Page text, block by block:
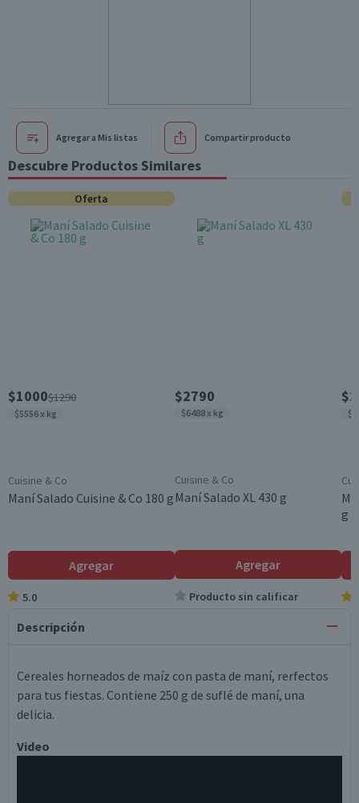
Agregar a Mis listas Compartir producto
Descubre Productos Similares
Oferta
$1000$1290
$5556 x kg
Cuisine & Co
Maní Salado Cuisine & Co 180 g
Agregar
5.0
$2790
$6488 x kg
Cuisine & Co
Maní Salado XL 430 g
Agregar
Producto sin calificar
g
Descripción
Cereales horneados de maíz con pasta de maní, rerfectos
para tus fiestas. Contiene 250 g de suflé de maní, una
delicia.
Video